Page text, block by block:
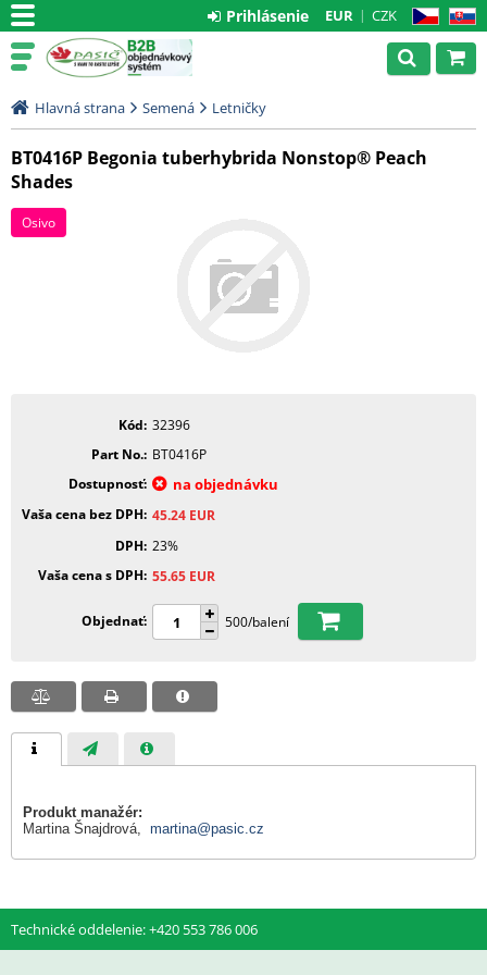
CZ SK
EUR CZK
Prihlásenie
Hlavná strana Semená Letničky
BT0416P Begonia tuberhybrida Nonstop® Peach
Shades
Osivo
Kód 32396
Part No. BT0416P
Dostupnosť
na objednávku
Vaša cena bez DPH 45.24 EUR
DPH 23%
Vaša cena s DPH 55.65 EUR
Objednať 500/balení
Produkt manažér:
Martina Šnajdrová, martina@pasic.cz
Technické oddelenie: +420 553 786 006